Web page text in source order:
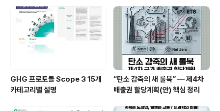
GHG 프로토콜 Scope 3 15개
카테고리별 설명
“탄소 감축의 새 룰북” — 제4차
배출권 할당계획(안) 핵심 정리